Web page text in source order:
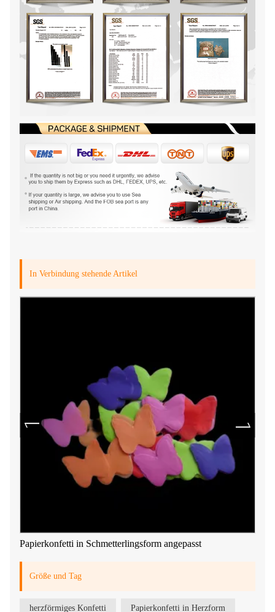
In Verbindung stehende Artikel
Papierkonfetti in Schmetterlingsform angepasst
Größe und Tag
herzförmiges Konfetti Papierkonfetti in Herzform